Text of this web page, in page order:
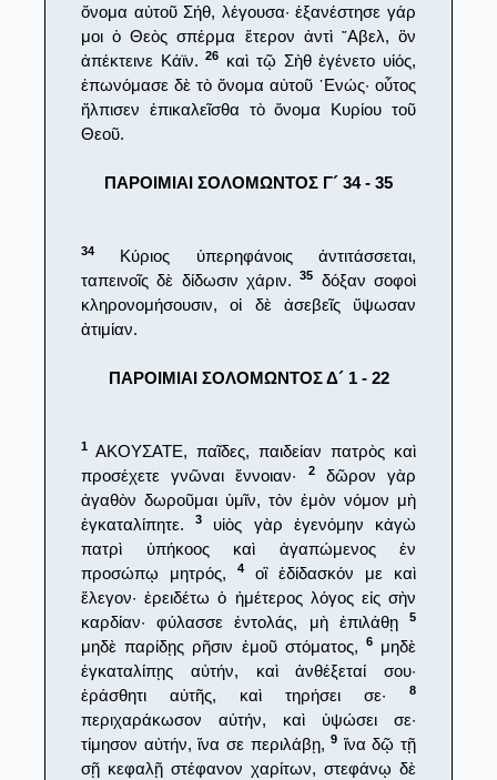
ὄνομα αὐτοῦ Σήθ, λέγουσα· ἐξανέστησε γάρ
μοι ὁ Θεὸς σπέρμα ἕτερον ἀντὶ ῎Αβελ, ὃν
ἀπέκτεινε Κάϊν.26
καὶ τῷ Σὴθ ἐγένετο υἱός,
ἐπωνόμασε δὲ τὸ ὄνομα αὐτοῦ ᾿Ενώς· οὗτος
ἤλπισεν ἐπικαλεῖσθα τὸ ὄνομα Κυρίου τοῦ
Θεοῦ.
ΠΑΡΟΙΜΙΑΙ ΣΟΛΟΜΩΝΤΟΣ Γ´ 34 - 35
34
Κύριος ὑπερηφάνοις ἀντιτάσσεται,
ταπεινοῖς δὲ δίδωσιν χάριν.35
δόξαν σοφοὶ
κληρονομήσουσιν, οἱ δὲ ἀσεβεῖς ὕψωσαν
ἀτιμίαν.
ΠΑΡΟΙΜΙΑΙ ΣΟΛΟΜΩΝΤΟΣ Δ´ 1 - 22
1 ΑΚΟΥΣΑΤΕ, παῖδες, παιδείαν πατρὸς καὶ
προσέχετε γνῶναι ἔννοιαν·
2δῶρον γὰρ
ἀγαθὸν δωροῦμαι ὑμῖν, τὸν ἐμὸν νόμον μὴ
ἐγκαταλίπητε.3
υἱὸς γὰρ ἐγενόμην κἀγὼ
πατρὶ ὑπήκοος καὶ ἀγαπώμενος ἐν
προσώπῳ μητρός,
4
οἳ ἐδίδασκόν με καὶ
ἔλεγον· ἐρειδέτω ὁ ἡμέτερος λόγος εἰς σὴν
καρδίαν· φύλασσε ἐντολάς, μὴ ἐπιλάθῃ
5
μηδὲ παρίδῃς ρῆσιν ἐμοῦ στόματος, 6μηδὲ
ἐγκαταλίπῃς αὐτήν, καὶ ἀνθέξεταί σου·
ἐράσθητι αὐτῆς, καὶ τηρήσει σε·
8
περιχαράκωσον αὐτήν, καὶ ὑψώσει σε·
τίμησον αὐτήν, ἵνα σε περιλάβῃ,9 ἵνα δῷ τῇ
σῇ κεφαλῇ στέφανον χαρίτων, στεφάνῳ δὲ